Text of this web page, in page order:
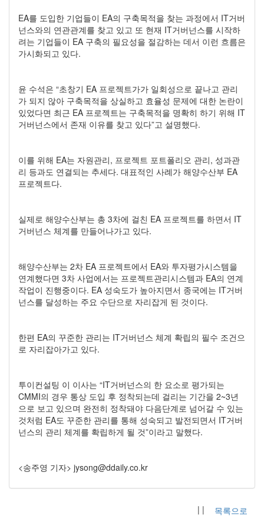
EA를 도입한 기업들이 EA의 구축목적을 찾는 과정에서 IT거버
넌스와의 연관관계를 찾고 있고 또 현재 IT거버넌스를 시작하
려는 기업들이 EA 구축의 필요성을 절감하는 데서 이런 흐름은
가시화되고 있다.
윤 수석은 “초창기 EA 프로젝트가가 일회성으로 끝나고 관리
가 되지 않아 구축목적을 상실하고 효율성 문제에 대한 논란이
있었다면 최근 EA 프로젝트는 구축목적을 명확히 하기 위해 IT
거버넌스에서 존재 이유를 찾고 있다”고 설명했다.
이를 위해 EA는 자원관리, 프로젝트 포트폴리오 관리, 성과관
리 등과도 연결되는 추세다. 대표적인 사례가 해양수산부 EA
프로젝트다.
실제로 해양수산부는 총 3차에 걸친 EA 프로젝트를 하면서 IT
거버넌스 체계를 만들어나가고 있다.
해양수산부는 2차 EA 프로젝트에서 EA와 투자평가시스템을
연계했다면 3차 사업에서는 프로젝트관리시스템과 EA의 연계
작업이 진행중이다. EA 성숙도가 높아지면서 종국에는 IT거버
넌스를 달성하는 주요 수단으로 자리잡게 된 것이다.
한편 EA의 꾸준한 관리는 IT거버넌스 체계 확립의 필수 조건으
로 자리잡아가고 있다.
투이컨설팅 이 이사는 “IT거버넌스의 한 요소로 평가되는
CMMI의 경우 통상 도입 후 정착되는데 걸리는 기간을 2~3년
으로 보고 있으며 완전히 정착돼야 다음단계로 넘어갈 수 있는
것처럼 EA도 꾸준한 관리를 통해 성숙되고 발전되면서 IT거버
넌스의 관리 체계를 확립하게 될 것”이라고 말했다.
<송주영 기자> jysong@ddaily.co.kr
| | 목록으로